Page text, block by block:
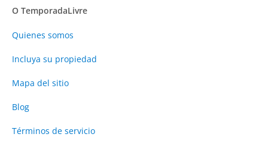
O TemporadaLivre
Quienes somos
Incluya su propiedad
Mapa del sitio
Blog
Términos de servicio